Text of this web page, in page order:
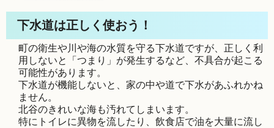
下水道は正しく使おう！
町の衛生や川や海の水質を守る下水道ですが、正しく利
用しないと「つまり」が発生するなど、不具合が起こる
可能性があります。
下水道が機能しないと、家の中や道で下水があふれかね
ません。
北谷のきれいな海も汚れてしまいます。
特にトイレに異物を流したり、飲食店で油を大量に流し